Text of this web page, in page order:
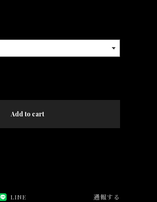
Add to cart
LINE 通報する